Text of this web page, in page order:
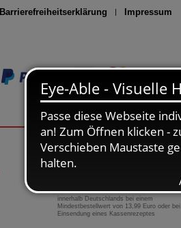
Barrierefreiheitserklärung Impressum
Seite drucken
0800-10 11 422
gebührenfreie Rufnummer
innerhalb Deutschlands bei einem
Mindestbestellwert von 13,99 Euro oder bei
Einsendung eines Kassenrezeptes